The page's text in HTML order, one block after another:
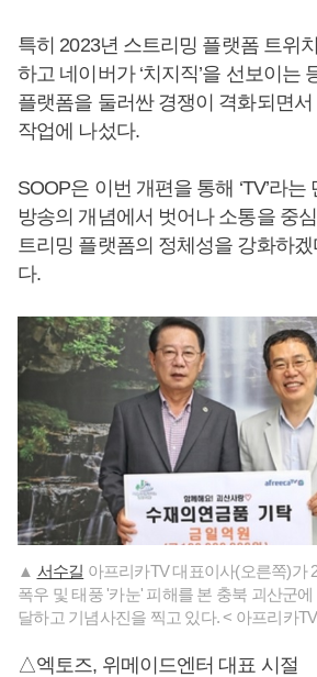
특히 2023년 스트리밍 플랫폼 트위
하고 네이버가 ‘치지직’을 선보이는
플랫폼을 둘러싼 경쟁이 격화되면
작업에 나섰다.
SOOP은 이번 개편을 통해 ‘TV’라
방송의 개념에서 벗어나 소통을 중
트리밍 플랫폼의 정체성을 강화하
다.
▲ 서수길 아프리카TV 대표이사(오른쪽)가
폭우 및 태풍 '카눈' 피해를 본 충북 괴산군
달하고 기념사진을 찍고 있다. < 아프리카
△엑토즈, 위메이드엔터 대표 시절